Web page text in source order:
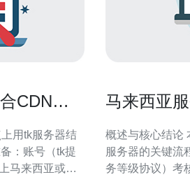
CDN与
用tk服务器结
：账号（tk提
马来西亚或就
马来西亚
概述与核心结论
服务器的关键流
务等级协议）考